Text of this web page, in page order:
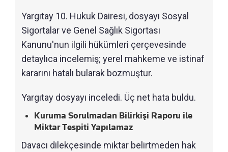
Yargıtay 10. Hukuk Dairesi, dosyayı Sosyal
Sigortalar ve Genel Sağlık Sigortası
Kanunu'nun ilgili hükümleri çerçevesinde
detaylıca incelemiş; yerel mahkeme ve istinaf
kararını hatalı bularak bozmuştur.
Yargıtay dosyayı inceledi. Üç net hata buldu.
Kuruma Sorulmadan Bilirkişi Raporu ile
Miktar Tespiti Yapılamaz
Davacı dilekçesinde miktar belirtmeden hak